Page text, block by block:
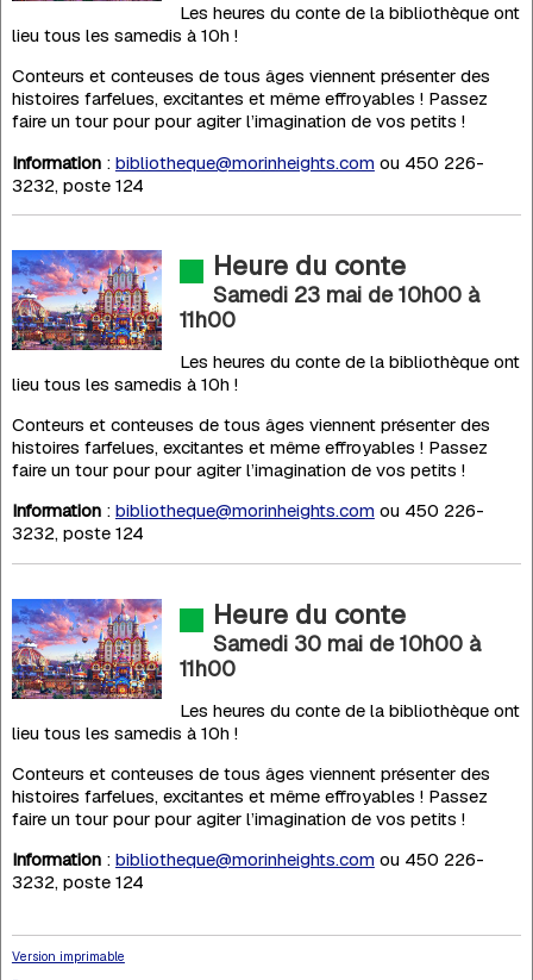
Les heures du conte de la bibliothèque ont
lieu tous les samedis à 10h !
Conteurs et conteuses de tous âges viennent présenter des
histoires farfelues, excitantes et même effroyables ! Passez
faire un tour pour pour agiter l’imagination de vos petits !
Information: bibliotheque@morinheights.com ou 450 226-
3232, poste 124
Heure du conte
Samedi 23 mai de 10h00à
11h00
Les heures du conte de la bibliothèque ont
lieu tous les samedis à 10h !
Conteurs et conteuses de tous âges viennent présenter des
histoires farfelues, excitantes et même effroyables ! Passez
faire un tour pour pour agiter l’imagination de vos petits !
Information: bibliotheque@morinheights.com ou 450 226-
3232, poste 124
Heure du conte
Samedi 30 mai de 10h00à
11h00
Les heures du conte de la bibliothèque ont
lieu tous les samedis à 10h !
Conteurs et conteuses de tous âges viennent présenter des
histoires farfelues, excitantes et même effroyables ! Passez
faire un tour pour pour agiter l’imagination de vos petits !
Information: bibliotheque@morinheights.com ou 450 226-
3232, poste 124
Version imprimable